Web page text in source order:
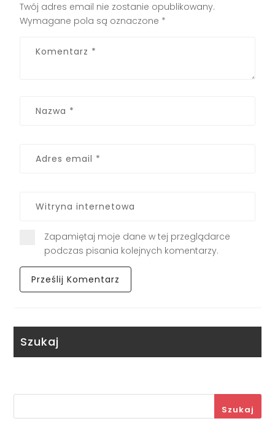
Twój adres email nie zostanie opublikowany.
Wymagane pola są oznaczone *
Zapamiętaj moje dane w tej przeglądarce
podczas pisania kolejnych komentarzy.
Szukaj
Szukaj